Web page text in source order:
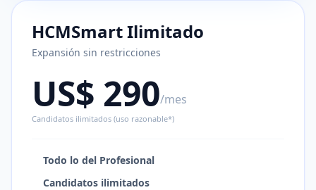
HCMSmart Ilimitado
Expansión sin restricciones
US$ 290/mes
Candidatos ilimitados (uso razonable*)
Todo lo del Profesional
Candidatos ilimitados